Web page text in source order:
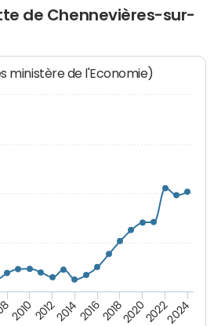
de Chennevières-sur-
ministère de l'Economie)
2010 2012201420162018202020222024